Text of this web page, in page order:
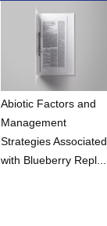
Abiotic Factors and
Management
Strategies Associated
with Blueberry Repl...